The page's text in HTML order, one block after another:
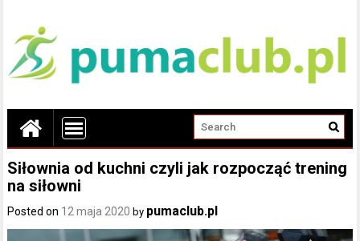
Siłownia od kuchni czyli jak rozpocząć trening
na siłowni
Posted on 12 maja 2020 by pumaclub.pl